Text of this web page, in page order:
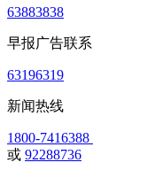
63883838
早报广告联系
63196319
新闻热线
1800-7416388
或 92288736